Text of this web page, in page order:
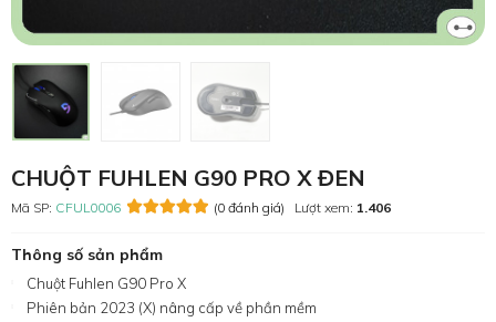
CHUỘT FUHLEN G90 PRO X ĐEN
Mã SP: CFUL0006 (0 đánh giá) Lượt xem: 1.406
Thông số sản phẩm
Chuột Fuhlen G90 Pro X
Phiên bản 2023 (X) nâng cấp về phần mềm